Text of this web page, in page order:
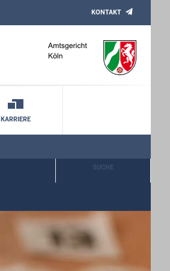
KONTAKT
KARRIERE
SUCHE